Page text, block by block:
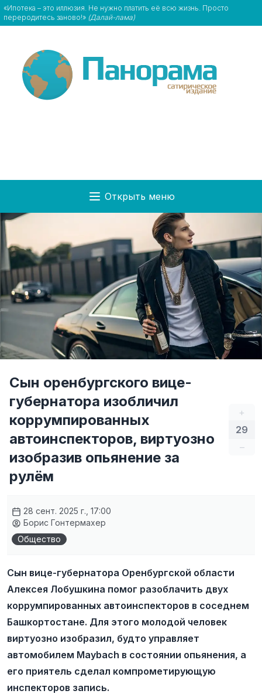
«Ипотека – это иллюзия. Не нужно платить её всю жизнь. Просто
переродитесь заново!» (Далай-лама)
Открыть меню
+
29
–
Сын оренбургского вице-
губернатора изобличил
коррумпированных
автоинспекторов, виртуозно
изобразив опьянение за
рулём
28 сент. 2025 г., 17:00
Борис Гонтермахер
Общество
Сын вице-губернатора Оренбургской области
Алексея Лобушкина помог разоблачить двух
коррумпированных автоинспекторов в соседнем
Башкортостане. Для этого молодой человек
виртуозно изобразил, будто управляет
автомобилем Maybach в состоянии опьянения, а
его приятель сделал компрометирующую
инспекторов запись.